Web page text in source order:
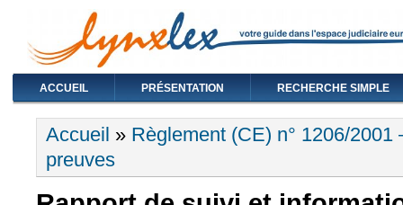
ACCUEIL PRÉSENTATION RECHERCHE SIMPLE
Vous êtes ici
Accueil » Règlement (CE) n° 1206/
preuves